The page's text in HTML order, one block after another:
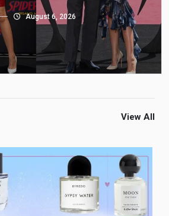
August 6, 2026
View All